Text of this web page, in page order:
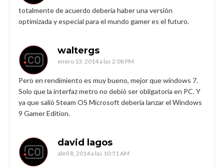
totalmente de acuerdo debería haber una versión
optimizada y especial para el mundo gamer es el futuro.
waltergs
enero 13, 2014 a las 2:08 PM
Pero en rendimiento es muy bueno, mejor que windows 7.
Solo que la interfaz metro no debió ser obligatoria en PC. Y
ya que salió Steam OS Microsoft debería lanzar el Windows
9 Gamer Edition.
david lagos
abril 8, 2014 a las 10:51 AM